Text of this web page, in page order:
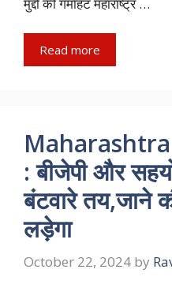
Read more
: बीजेपी और
बंटवारे तय,जाने
लड़ेगा
October 22, 2024 by